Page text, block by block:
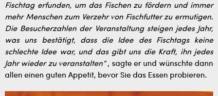
Fischtag erfunden, um das Fischen zu fördern und immer
mehr Menschen zum Verzehr von Fischfutter zu ermutigen.
Die Besucherzahlen der Veranstaltung steigen jedes Jahr,
was uns bestätigt, dass die Idee des Fischtags keine
schlechte Idee war, und das gibt uns die Kraft, ihn jedes
Jahr wieder zu veranstalten“, sagte er und wünschte dann
allen einen guten Appetit, bevor Sie das Essen probieren.